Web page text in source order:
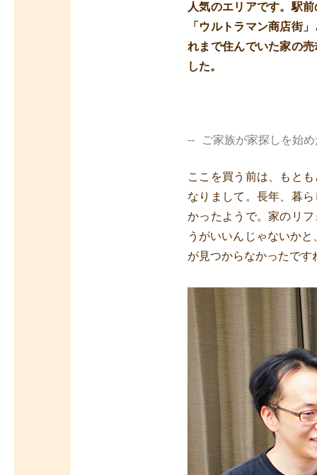
人気のエリアです。駅
「ウルトラマン商店街
れまで住んでいた家の
した。
ご家族が家探しを始
ここを買う前は、もと
なりまして。長年、暮
かったようで。家のリ
うがいいんじゃないか
が見つからなかったです